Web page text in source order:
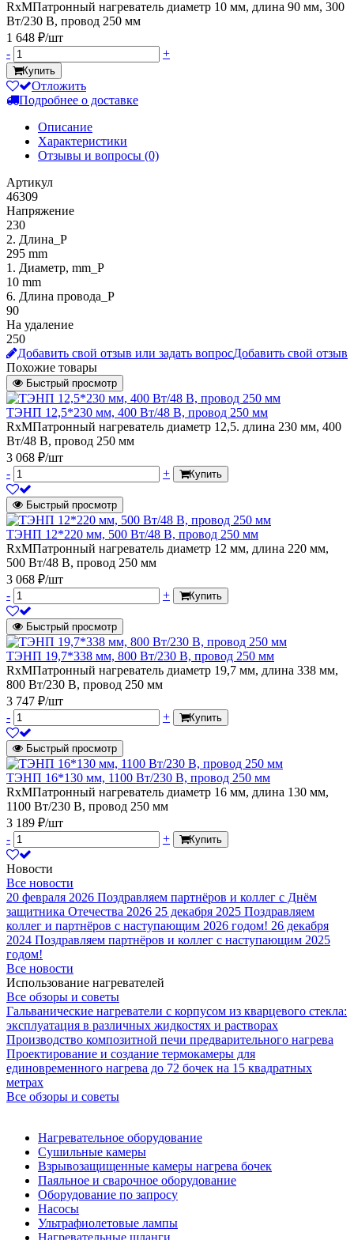
RxMПатронный нагреватель диаметр 10 мм, длина 90 мм, 300
Вт/230 В, провод 250 мм
1 648 ₽/шт
-
+
Купить
Отложить
Подробнее о доставке
Описание
Характеристики
Отзывы и вопросы (0)
Артикул
46309
Напряжение
230
2. Длина_P
295 mm
1. Диаметр, mm_P
10 mm
6. Длина провода_P
90
На удаление
250
Добавить свой отзыв или задать вопросДобавить свой отзыв
Похожие товары
Быстрый просмотр
ТЭНП 12,5*230 мм, 400 Вт/48 В, провод 250 мм
RxMПатронный нагреватель диаметр 12,5. длина 230 мм, 400
Вт/48 В, провод 250 мм
3 068 ₽/шт
-
+ Купить
Быстрый просмотр
ТЭНП 12*220 мм, 500 Вт/48 В, провод 250 мм
RxMПатронный нагреватель диаметр 12 мм, длина 220 мм,
500 Вт/48 В, провод 250 мм
3 068 ₽/шт
-
+ Купить
Быстрый просмотр
ТЭНП 19,7*338 мм, 800 Вт/230 В, провод 250 мм
RxMПатронный нагреватель диаметр 19,7 мм, длина 338 мм,
800 Вт/230 В, провод 250 мм
3 747 ₽/шт
-
+ Купить
Быстрый просмотр
ТЭНП 16*130 мм, 1100 Вт/230 В, провод 250 мм
RxMПатронный нагреватель диаметр 16 мм, длина 130 мм,
1100 Вт/230 В, провод 250 мм
3 189 ₽/шт
-
+ Купить
Новости
Все новости
20 февраля 2026 Поздравляем партнёров и коллег с Днём
защитника Отечества 2026 25 декабря 2025 Поздравляем
коллег и партнёров с наступающим 2026 годом! 26 декабря
2024 Поздравляем партнёров и коллег с наступающим 2025
годом!
Все новости
Использование нагревателей
Все обзоры и советы
Гальванические нагреватели с корпусом из кварцевого стекла:
эксплуатация в различных жидкостях и растворах
Производство композитной печи предварительного нагрева
Проектирование и создание термокамеры для
единовременного нагрева до 72 бочек на 15 квадратных
метрах
Все обзоры и советы
Нагревательное оборудование
Сушильные камеры
Взрывозащищенные камеры нагрева бочек
Паяльное и сварочное оборудование
Оборудование по запросу
Насосы
Ультрафиолетовые лампы
Нагревательные шланги